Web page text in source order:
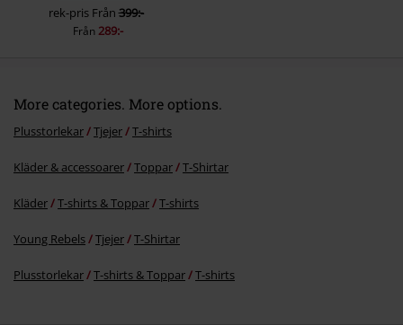
rek-pris Från399:-
Från 289:-
More categories. More options.
Plusstorlekar Tjejer T-shirts
Kläder & accessoarer Toppar T-Shirtar
Kläder T-shirts & Toppar T-shirts
Young Rebels Tjejer T-Shirtar
Plusstorlekar T-shirts & Toppar T-shirts